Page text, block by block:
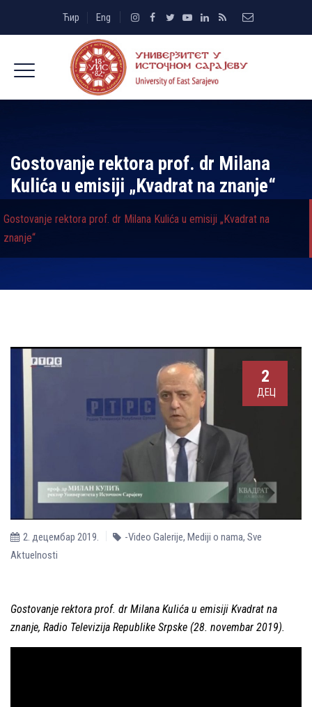
Ћир Eng
Gostovanje rektora prof. dr Milana
Kulića u emisiji „Kvadrat na znanje“
Gostovanje rektora prof. dr Milana Kulića u emisiji „Kvadrat na
znanje“
2
ДЕЦ
2. децембар 2019. -Video Galerije, Mediji o nama, Sve
Aktuelnosti
Gostovanje rektora prof. dr Milana Kulića u emisiji Kvadrat na
znanje, Radio Televizija Republike Srpske (28. novembar 2019).